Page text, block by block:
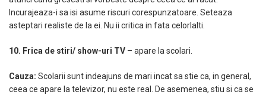
Incurajeaza-i sa isi asume riscuri corespunzatoare. Seteaza
asteptari realiste de la ei. Nu ii critica in fata celorlalti.
10. Frica de stiri/ show-uri TV – apare la scolari.
Cauza: Scolarii sunt indeajuns de mari incat sa stie ca, in general,
ceea ce apare la televizor, nu este real. De asemenea, stiu si ca se